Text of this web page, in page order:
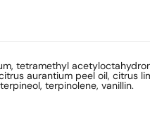
tetramethyl
aurantium peel oil, citrus
terpinolene, vanillin.